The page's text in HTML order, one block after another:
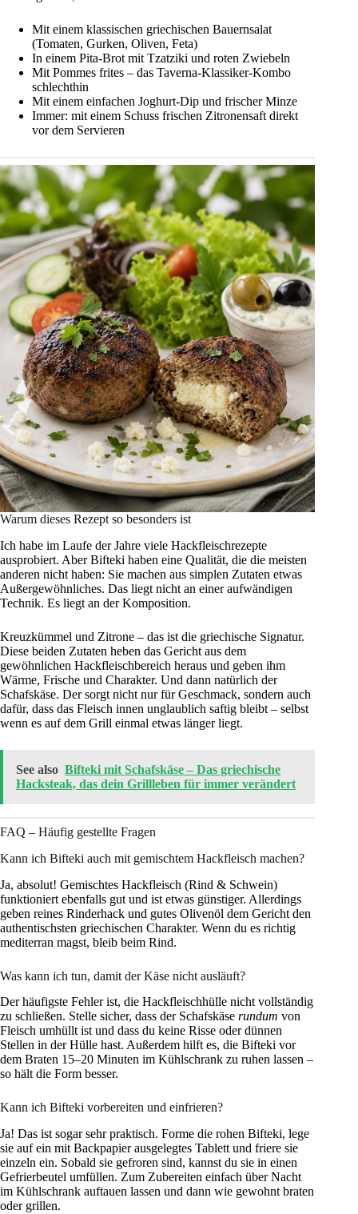
Mit einem klassischen griechischen Bauernsalat
(Tomaten, Gurken, Oliven, Feta)
In einem Pita-Brot mit Tzatziki und roten Zwiebeln
Mit Pommes frites – das Taverna-Klassiker-Kombo
schlechthin
Mit einem einfachen Joghurt-Dip und frischer Minze
Immer: mit einem Schuss frischen Zitronensaft direkt
vor dem Servieren
Warum dieses Rezept so besonders ist
Ich habe im Laufe der Jahre viele Hackfleischrezepte
ausprobiert. Aber Bifteki haben eine Qualität, die die meisten
anderen nicht haben: Sie machen aus simplen Zutaten etwas
Außergewöhnliches. Das liegt nicht an einer aufwändigen
Technik. Es liegt an der Komposition.
Kreuzkümmel und Zitrone – das ist die griechische Signatur.
Diese beiden Zutaten heben das Gericht aus dem
gewöhnlichen Hackfleischbereich heraus und geben ihm
Wärme, Frische und Charakter. Und dann natürlich der
Schafskäse. Der sorgt nicht nur für Geschmack, sondern auch
dafür, dass das Fleisch innen unglaublich saftig bleibt – selbst
wenn es auf dem Grill einmal etwas länger liegt.
See also Bifteki mit Schafskäse – Das griechische
Hacksteak, das dein Grillleben für immer verändert
FAQ – Häufig gestellte Fragen
Kann ich Bifteki auch mit gemischtem Hackfleisch machen?
Ja, absolut! Gemischtes Hackfleisch (Rind & Schwein)
funktioniert ebenfalls gut und ist etwas günstiger. Allerdings
geben reines Rinderhack und gutes Olivenöl dem Gericht den
authentischsten griechischen Charakter. Wenn du es richtig
mediterran magst, bleib beim Rind.
Was kann ich tun, damit der Käse nicht ausläuft?
Der häufigste Fehler ist, die Hackfleischhülle nicht vollständig
zu schließen. Stelle sicher, dass der Schafskäse rundum von
Fleisch umhüllt ist und dass du keine Risse oder dünnen
Stellen in der Hülle hast. Außerdem hilft es, die Bifteki vor
dem Braten 15–20 Minuten im Kühlschrank zu ruhen lassen –
so hält die Form besser.
Kann ich Bifteki vorbereiten und einfrieren?
Ja! Das ist sogar sehr praktisch. Forme die rohen Bifteki, lege
sie auf ein mit Backpapier ausgelegtes Tablett und friere sie
einzeln ein. Sobald sie gefroren sind, kannst du sie in einen
Gefrierbeutel umfüllen. Zum Zubereiten einfach über Nacht
im Kühlschrank auftauen lassen und dann wie gewohnt braten
oder grillen.